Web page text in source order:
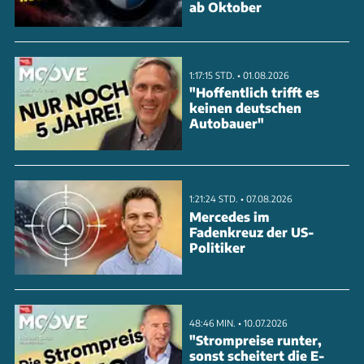
zählen indes Alfa Romeo (+ 85,97 %), Jeep (+ 38,77
%) sowie Maserati mit plus 31,0 Prozent. Wobei die
Marke in Sachen Stückzahlen eher ein Leichtgewicht
ist (3.841 Einheiten) – im Vergleich dazu setzt Fiat
174.580 Modelle ab.
ab Oktober
1:17:15 STD. • 01.08.2026
"Hoffentlich trifft es
keinen deutschen
Autobauer"
1:21:24 STD. • 07.08.2026
Mercedes im
Fadenkreuz der US-
Politiker
48:46 MIN. • 10.07.2026
"Strompreise runter,
sonst scheitert die E-